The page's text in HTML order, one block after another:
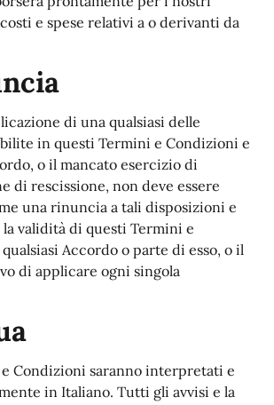
e spese relativi a o derivanti da
di una qualsiasi delle
in questi Termini e Condizioni e
o il mancato esercizio di
di rescissione, non deve essere
una rinuncia a tali disposizioni e
validità di questi Termini e
Accordo o parte di esso, o il
di applicare ogni singola
Condizioni saranno interpretati e
in Italiano. Tutti gli avvisi e la